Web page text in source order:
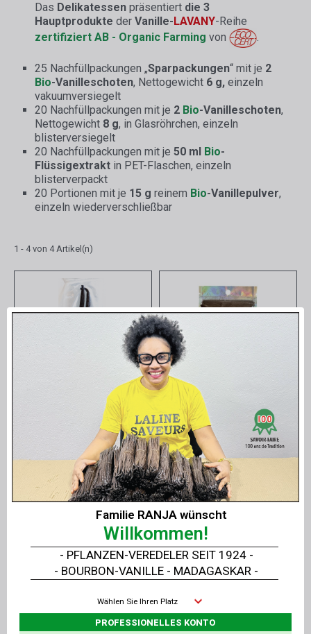
Das Delikatessen präsentiert die 3
Hauptprodukte der Vanille-LAVANY-Reihe
zertifiziert AB - Organic Farming von .
25 Nachfüllpackungen „Sparpackungen“ mit je 2
Bio-Vanilleschoten, Nettogewicht 6 g, einzeln
vakuumversiegelt
20 Nachfüllpackungen mit je 2 Bio-Vanilleschoten,
Nettogewicht 8 g, in Glasröhrchen, einzeln
blisterversiegelt
20 Nachfüllpackungen mit je 50 ml Bio-
Flüssigextrakt in PET-Flaschen, einzeln
blisterverpackt
20 Portionen mit je 15 g reinem Bio-Vanillepulver,
einzeln wiederverschließbar
1 - 4 von 4 Artikel(n)
Schnellansicht 25 „GÜNSTIGE " Nachfüllpackungen 2 Bio-Kapseln, 6 g Schnellansicht20 Nachfüllpackungen - Bio-Pulver 15 g - Delikatessen-Set
Familie RANJA wünscht
Willkommen!
- BOURBON-VANILLE - MADAGASKAR -
- PFLANZEN-VEREDELER SEIT 1924 -
Wählen Sie Ihren Platz
PROFESSIONELLES KONTO